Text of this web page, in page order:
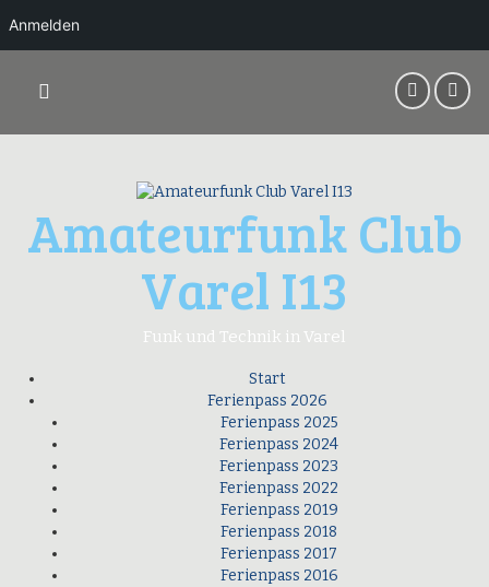
Inhalt
Amateurfunk Club
Varel I13
Funk und Technik in Varel
Start
Ferienpass 2026
Ferienpass 2025
Ferienpass 2024
Ferienpass 2023
Ferienpass 2022
Ferienpass 2019
Ferienpass 2018
Ferienpass 2017
Ferienpass 2016
Anmelden